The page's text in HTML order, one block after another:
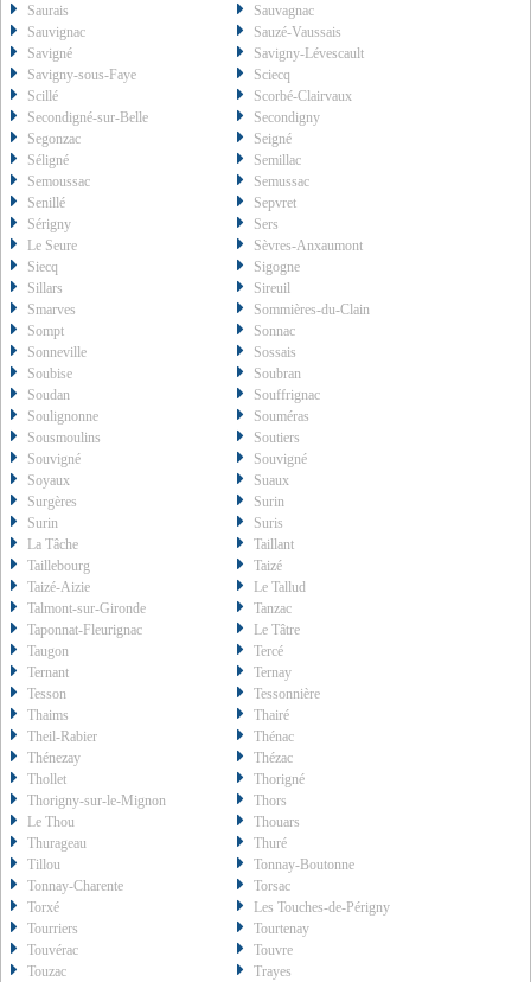
Saurais
Sauvagnac
Sauvignac
Sauzé-Vaussais
Savigné
Savigny-Lévescault
Savigny-sous-Faye
Sciecq
Scillé
Scorbé-Clairvaux
Secondigné-sur-Belle
Secondigny
Segonzac
Seigné
Séligné
Semillac
Semoussac
Semussac
Senillé
Sepvret
Sérigny
Sers
Le Seure
Sèvres-Anxaumont
Siecq
Sigogne
Sillars
Sireuil
Smarves
Sommières-du-Clain
Sompt
Sonnac
Sonneville
Sossais
Soubise
Soubran
Soudan
Souffrignac
Soulignonne
Souméras
Sousmoulins
Soutiers
Souvigné
Souvigné
Soyaux
Suaux
Surgères
Surin
Surin
Suris
La Tâche
Taillant
Taillebourg
Taizé
Taizé-Aizie
Le Tallud
Talmont-sur-Gironde
Tanzac
Taponnat-Fleurignac
Le Tâtre
Taugon
Tercé
Ternant
Ternay
Tesson
Tessonnière
Thaims
Thairé
Theil-Rabier
Thénac
Thénezay
Thézac
Thollet
Thorigné
Thorigny-sur-le-Mignon
Thors
Le Thou
Thouars
Thurageau
Thuré
Tillou
Tonnay-Boutonne
Tonnay-Charente
Torsac
Torxé
Les Touches-de-Périgny
Tourriers
Tourtenay
Touvérac
Touvre
Touzac
Trayes